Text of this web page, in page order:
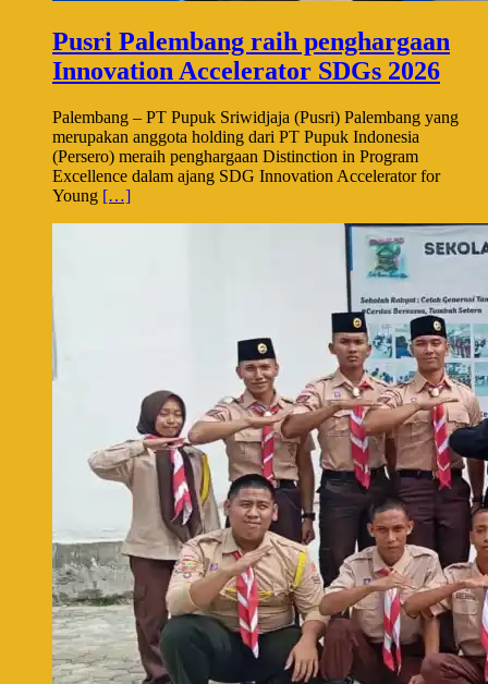
Pusri Palembang raih penghargaan
Innovation Accelerator SDGs 2026
Palembang – PT Pupuk Sriwidjaja (Pusri) Palembang yang
merupakan anggota holding dari PT Pupuk Indonesia
(Persero) meraih penghargaan Distinction in Program
Excellence dalam ajang SDG Innovation Accelerator for
Young […]